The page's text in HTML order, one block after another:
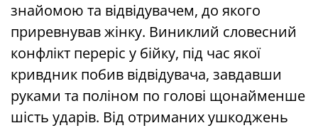
знайомою та відвідувачем, до якого
приревнував жінку. Виниклий словесний
конфлікт переріс у бійку, під час якої
кривдник побив відвідувача, завдавши
руками та поліном по голові щонайменше
шість ударів. Від отриманих ушкоджень